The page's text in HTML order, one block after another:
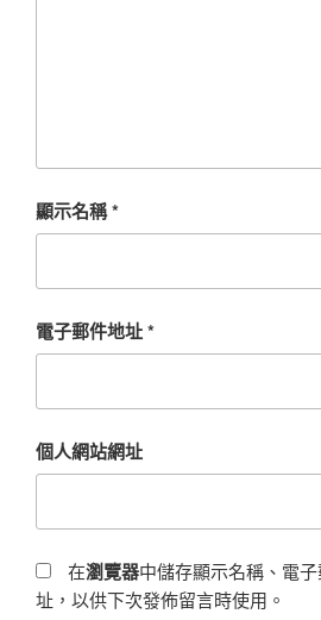
顯示名稱*
電子郵件地址*
個人網站網址
在瀏覽器中儲存顯示名稱、電
址，以供下次發佈留言時使用。